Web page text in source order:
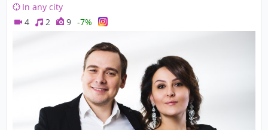
In any city
4
2 9 -7%